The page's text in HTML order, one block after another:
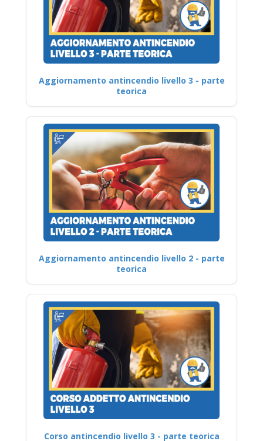
Aggiornamento antincendio livello 3 - parte
teorica
Aggiornamento antincendio livello 2 - parte
teorica
Corso antincendio livello 3 - parte teorica